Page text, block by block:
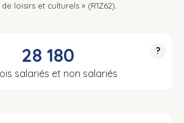
loisirs et culturels » (R1Z62).
?
28 180
salariés et non salariés